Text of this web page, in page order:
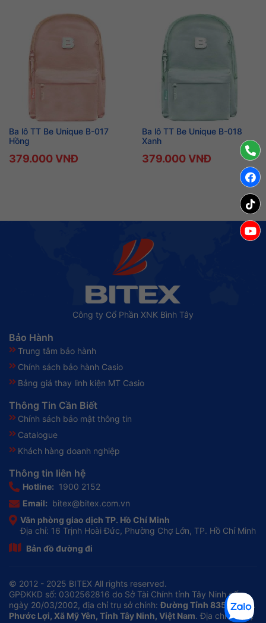
Ba lô TT Be Unique B-017
Hồng
379.000 VNĐ
Ba lô TT Be Unique B-018
Xanh
379.000 VNĐ
Công ty Cổ Phần XNK Bình Tây
Bảo Hành
Trung tâm bảo hành
Chính sách bảo hành Casio
Bảng giá thay linh kiện MT Casio
Thông Tin Cần Biết
Chính sách bảo mật thông tin
Catalogue
Khách hàng doanh nghiệp
Thông tin liên hệ
Hotline: 1900 2152
Email: bitex@bitex.com.vn
Văn phòng giao dịch TP. Hồ Chí Minh
Địa chỉ: 16 Trịnh Hoài Đức, Phường Chợ Lớn, TP. Hồ Chí Minh
Bản đồ đường đi
© 2012 - 2025 BITEX All rights reserved.
GPĐKKD số: 0302562816 do Sở Tài Chính tỉnh Tây Ninh cấp
ngày 20/03/2002, địa chỉ trụ sở chính:Đường Tỉnh 835, Ấp 3A
Phước Lợi, Xã Mỹ Yên, Tỉnh Tây Ninh, Việt Nam. Địa chỉ liên hệ